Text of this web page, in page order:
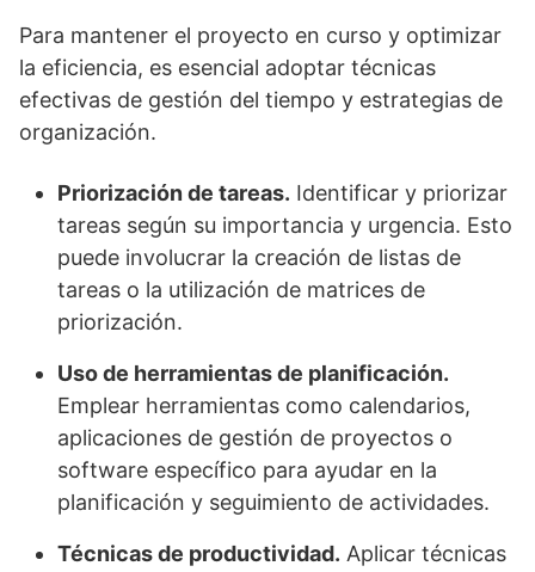
Para mantener el proyecto en curso y optimizar
la eficiencia, es esencial adoptar técnicas
efectivas de gestión del tiempo y estrategias de
organización.
Priorización de tareas. Identificar y priorizar
tareas según su importancia y urgencia. Esto
puede involucrar la creación de listas de
tareas o la utilización de matrices de
priorización.
Uso de herramientas de planificación.
Emplear herramientas como calendarios,
aplicaciones de gestión de proyectos o
software específico para ayudar en la
planificación y seguimiento de actividades.
Técnicas de productividad. Aplicar técnicas